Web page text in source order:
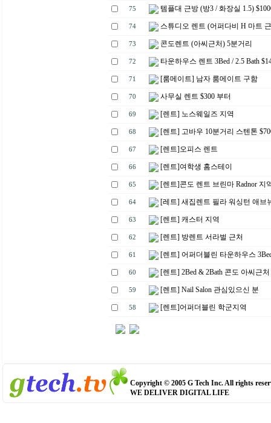
75 템플대 근방 (방3 / 화장실 1.5)
74 스튜디오 렌트 (어퍼다비 H 마트
73 콘도렌트 (아씨근처) 5분거리
72 타운하우스 렌트 3Bed / 2.5 Bath
71 [룸메이트] 남자 룸메이트 구함
70 사무실 렌트 $300 부터
69 [렌트] 노스웨일즈 지역
68 [렌트] 고바우 10분거리 스텐톤
67 [렌트]오피스 렌트
66 [렌트]여학생 홈스테이
65 [렌트]콘도 렌트 브린마 Radnor 지
64 [레트] 새집렌트 필라 워싱턴 애브
63 [렌트] 캐스터 지역
62 [렌트] 방렌트 서라벌 근처
61 [렌트] 어퍼더블린 타운하우스
60 [렌트] 2Bed & 2Bath 콘도 아씨근처
59 [렌트] Nail Salon 관심있으신 분
58 [렌트]어퍼더블린 학군지역
Copyright © 2005 G Tech Inc. All rights
WE DELIVER DIGITAL LIFE